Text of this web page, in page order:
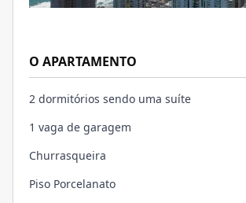
O APARTAMENTO
2 dormitórios sendo uma suíte
1 vaga de garagem
Churrasqueira
Piso Porcelanato